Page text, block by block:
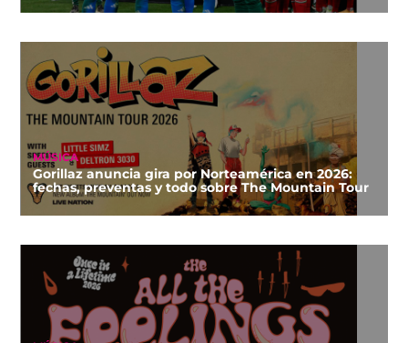
MÚSICA
Gorillaz anuncia gira por Norteamérica en 2026:
fechas, preventas y todo sobre The Mountain Tour